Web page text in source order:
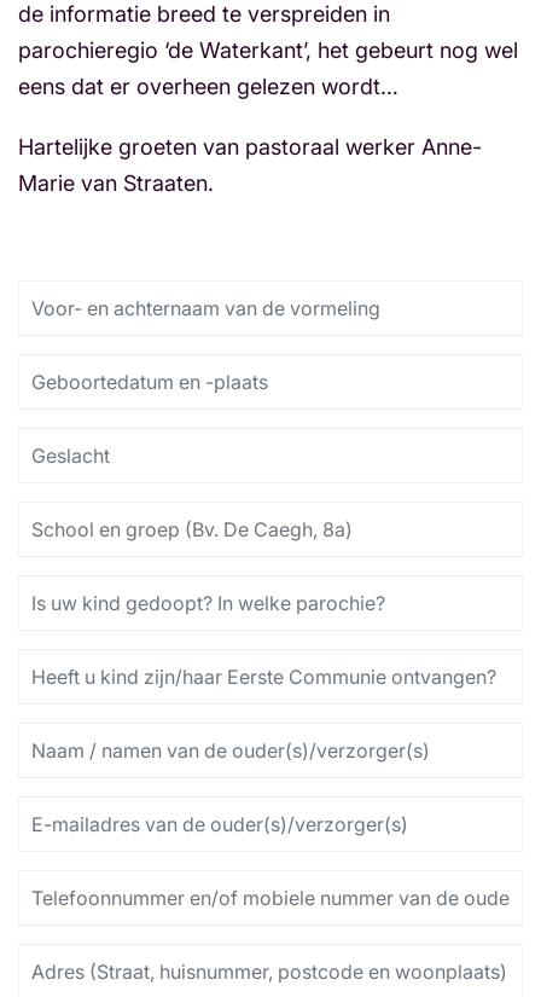
de informatie breed te verspreiden in
parochieregio ‘de Waterkant’, het gebeurt nog wel
eens dat er overheen gelezen wordt…
Hartelijke groeten van pastoraal werker Anne-
Marie van Straaten.